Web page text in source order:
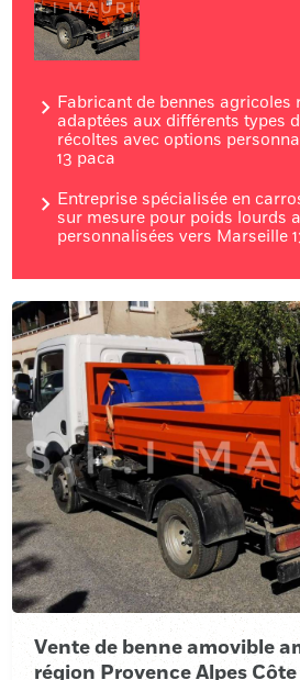
Fabricant de bennes agricoles
adaptées aux différents types
récoltes avec options
13 paca
Entreprise spécialisée en
sur mesure pour poids lourds
personnalisées vers Marseille
Vente de benne amovible
région Provence Alpes